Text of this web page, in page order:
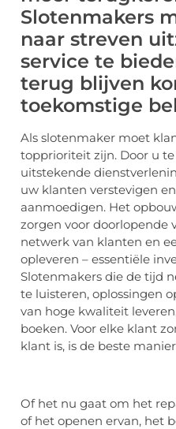
Slotenmakers
naar streven
service te
terug blijven
toekomstige
Als slotenmaker moet
topprioriteit zijn. Door u
uitstekende
uw klanten verstevigen
aanmoedigen. Het
zorgen voor doorlopende
netwerk van klanten en
opleveren – essentiële
Slotenmakers die de tijd
te luisteren, oplossingen
van hoge kwaliteit
boeken. Voor elke klant
klant is, is de beste
Of het nu gaat om het
of het openen ervan, het